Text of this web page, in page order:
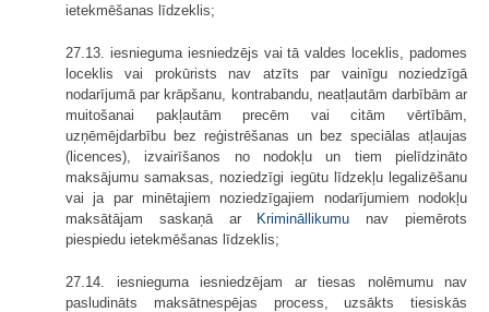
ietekmēšanas līdzeklis;
27.13. iesnieguma iesniedzējs vai tā valdes loceklis, padomes
loceklis vai prokūrists nav atzīts par vainīgu noziedzīgā
nodarījumā par krāpšanu, kontrabandu, neatļautām darbībām ar
muitošanai pakļautām precēm vai citām vērtībām,
uzņēmējdarbību bez reģistrēšanas un bez speciālas atļaujas
(licences), izvairīšanos no nodokļu un tiem pielīdzināto
maksājumu samaksas, noziedzīgi iegūtu līdzekļu legalizēšanu
vai ja par minētajiem noziedzīgajiem nodarījumiem nodokļu
maksātājam saskaņā ar
Krimināllikumu nav piemērots
piespiedu ietekmēšanas līdzeklis;
27.14. iesnieguma iesniedzējam ar tiesas nolēmumu nav
pasludināts maksātnespējas process, uzsākts tiesiskās